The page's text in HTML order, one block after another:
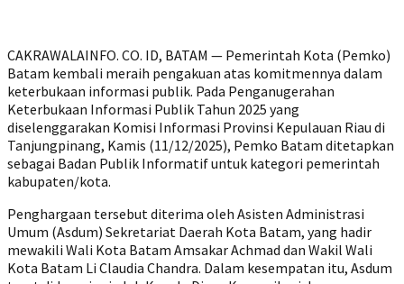
CAKRAWALAINFO. CO. ID, BATAM — Pemerintah Kota (Pemko)
Batam kembali meraih pengakuan atas komitmennya dalam
keterbukaan informasi publik. Pada Penganugerahan
Keterbukaan Informasi Publik Tahun 2025 yang
diselenggarakan Komisi Informasi Provinsi Kepulauan Riau di
Tanjungpinang, Kamis (11/12/2025), Pemko Batam ditetapkan
sebagai Badan Publik Informatif untuk kategori pemerintah
kabupaten/kota.
Penghargaan tersebut diterima oleh Asisten Administrasi
Umum (Asdum) Sekretariat Daerah Kota Batam, yang hadir
mewakili Wali Kota Batam Amsakar Achmad dan Wakil Wali
Kota Batam Li Claudia Chandra. Dalam kesempatan itu, Asdum